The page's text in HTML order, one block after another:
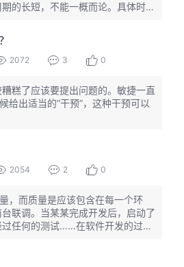
的长短，不能一概而论。具体时间
2072 3 0
糕了应该要提出问题的。敏捷一直
给出适当的“干预”，这种干预可以
2054 2 0
，而质量是应该包含在每一个环
联调。当某某完成开发后，启动了
任何的测试……在软件开发的过程
人或流程都应该有测试。